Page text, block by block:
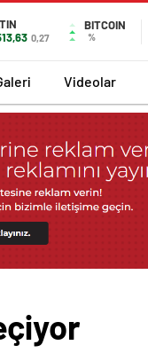
0,27
BITCOIN
%
Videolar